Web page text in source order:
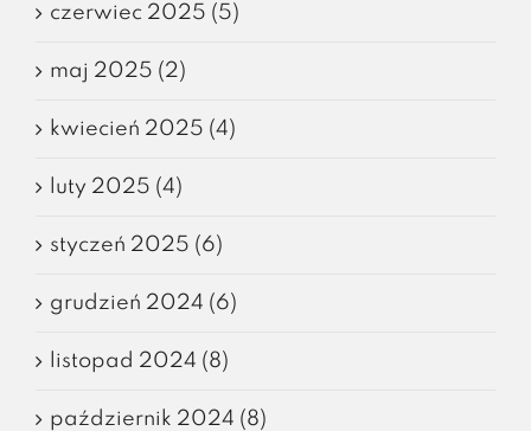
czerwiec 2025 (5)
maj 2025 (2)
kwiecień 2025 (4)
luty 2025 (4)
styczeń 2025 (6)
grudzień 2024 (6)
listopad 2024 (8)
październik 2024 (8)